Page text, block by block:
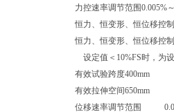
力控速率调节范围0.005%
恒力、恒变形、恒位移控
恒力、恒变形、恒位移控
设定值＜10%FS时，为
有效试验跨度400mm
有效拉伸空间650mm
位移速率调节范围
0.01